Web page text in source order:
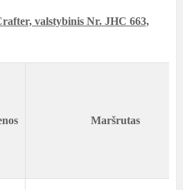
valstybinis Nr. JHC 663,
Maršrutas